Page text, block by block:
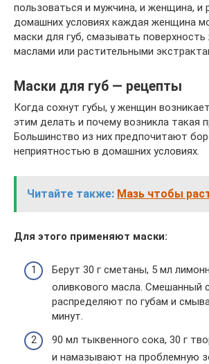
пользоваться и мужчина, и женщина, и
домашних условиях каждая женщина
маски для губ, смазывать
маслами или растительными
Маски для губ — рецепты
Когда сохнут губы, у женщин
этим делать и почему возникла такая
Большинство из них предпочитают
неприятностью в домашних условиях.
Читайте также: Мазь чтобы
Для этого применяют маски:
Берут 30 г сметаны, 5 мл
оливкового масла. Смешанный
распределяют по губам и
минут.
90 мл тыквенного сока, 30 г
и намазывают на проблемную